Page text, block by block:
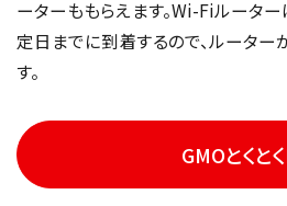
ーターももらえます。Wi-Fiルータ
定日までに到着するので、ルータ
す。
GMOとくと